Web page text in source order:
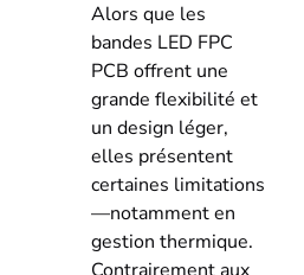
Alors que les
bandes LED FPC
PCB offrent une
grande flexibilité et
un design léger,
elles présentent
certaines limitations
—notamment en
gestion thermique.